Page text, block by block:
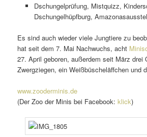
Dschungelprüfung, Mistquizz,
Dschungelhüpfburg,
Es sind auch wieder viele Jungtiere zu
hat seit dem 7. Mai Nachwuchs, acht
27. April geboren, außerdem seit März drei
Zwergziegen, ein Weißbüscheläffchen und
www.zooderminis.de
(Der Zoo der Minis bei Facebook:klick)